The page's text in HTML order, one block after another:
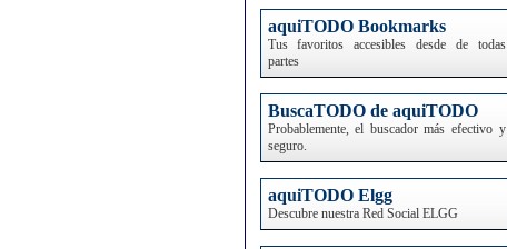
aquiTODO Bookmarks
Tus favoritos accesibles desde de todas
partes
BuscaTODO de aquiTODO
Probablemente, el buscador más efectivo y
seguro.
aquiTODO Elgg
Descubre nuestra Red Social ELGG